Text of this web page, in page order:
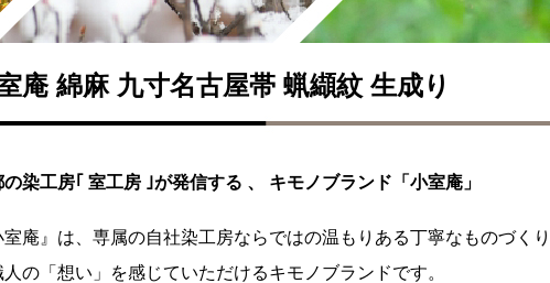
庵 綿麻 九寸名古屋帯 蝋纈紋 生成り
の染工房｢ 室工房 ｣が発信する 、 キモノブランド「小室庵」
室庵』は、専属の自社染工房ならではの温もりある丁寧なものづくり
人の「想い」を感じていただけるキモノブランドです。